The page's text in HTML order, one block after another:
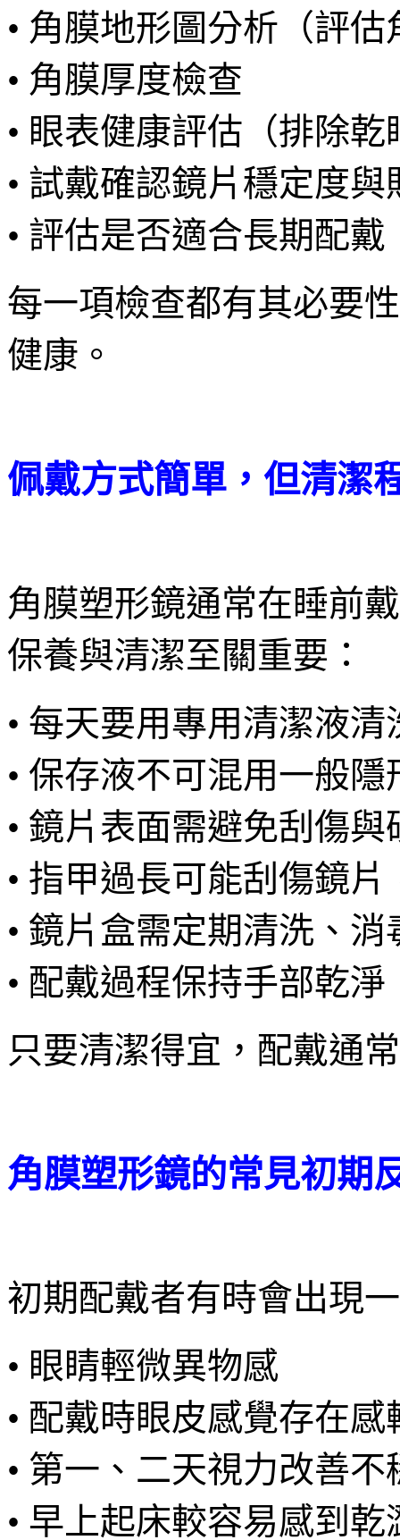
• 角膜地形圖分析（評
• 角膜厚度檢查
• 眼表健康評估（排除
• 試戴確認鏡片穩定度與
• 評估是否適合長期配戴
每一項檢查都有其必要
健康。
佩戴方式簡單，但清潔
角膜塑形鏡通常在睡前
保養與清潔至關重要：
• 每天要用專用清潔液清
• 保存液不可混用一般
• 鏡片表面需避免刮傷與
• 指甲過長可能刮傷鏡
• 鏡片盒需定期清洗、消
• 配戴過程保持手部乾淨
只要清潔得宜，配戴通
角膜塑形鏡的常見初期
初期配戴者有時會出現
• 眼睛輕微異物感
• 配戴時眼皮感覺存在感
• 第一、二天視力改善不
• 早上起床較容易感到乾